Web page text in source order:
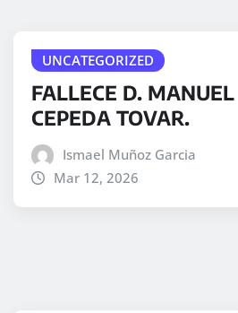
UNCATEGORIZED
FALLECE D. MANUEL
CEPEDA TOVAR.
Ismael Muñoz Garcia
Mar 12, 2026